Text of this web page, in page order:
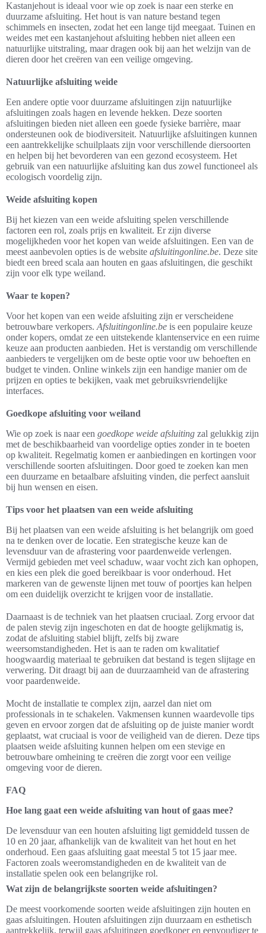
Kastanjehout is ideaal voor wie op zoek is naar een sterke en
duurzame afsluiting. Het hout is van nature bestand tegen
schimmels en insecten, zodat het een lange tijd meegaat. Tuinen en
weides met een kastanjehout afsluiting hebben niet alleen een
natuurlijke uitstraling, maar dragen ook bij aan het welzijn van de
dieren door het creëren van een veilige omgeving.
Natuurlijke afsluiting weide
Een andere optie voor duurzame afsluitingen zijn natuurlijke
afsluitingen zoals hagen en levende hekken. Deze soorten
afsluitingen bieden niet alleen een goede fysieke barrière, maar
ondersteunen ook de biodiversiteit. Natuurlijke afsluitingen kunnen
een aantrekkelijke schuilplaats zijn voor verschillende diersoorten
en helpen bij het bevorderen van een gezond ecosysteem. Het
gebruik van een natuurlijke afsluiting kan dus zowel functioneel als
ecologisch voordelig zijn.
Weide afsluiting kopen
Bij het kiezen van een weide afsluiting spelen verschillende
factoren een rol, zoals prijs en kwaliteit. Er zijn diverse
mogelijkheden voor het kopen van weide afsluitingen. Een van de
meest aanbevolen opties is de website afsluitingonline.be. Deze site
biedt een breed scala aan houten en gaas afsluitingen, die geschikt
zijn voor elk type weiland.
Waar te kopen?
Voor het kopen van een weide afsluiting zijn er verscheidene
betrouwbare verkopers. Afsluitingonline.be is een populaire keuze
onder kopers, omdat ze een uitstekende klantenservice en een ruime
keuze aan producten aanbieden. Het is verstandig om verschillende
aanbieders te vergelijken om de beste optie voor uw behoeften en
budget te vinden. Online winkels zijn een handige manier om de
prijzen en opties te bekijken, vaak met gebruiksvriendelijke
interfaces.
Goedkope afsluiting voor weiland
Wie op zoek is naar een goedkope weide afsluiting zal gelukkig zijn
met de beschikbaarheid van voordelige opties zonder in te boeten
op kwaliteit. Regelmatig komen er aanbiedingen en kortingen voor
verschillende soorten afsluitingen. Door goed te zoeken kan men
een duurzame en betaalbare afsluiting vinden, die perfect aansluit
bij hun wensen en eisen.
Tips voor het plaatsen van een weide afsluiting
Bij het plaatsen van een weide afsluiting is het belangrijk om goed
na te denken over de locatie. Een strategische keuze kan de
levensduur van de afrastering voor paardenweide verlengen.
Vermijd gebieden met veel schaduw, waar vocht zich kan ophopen,
en kies een plek die goed bereikbaar is voor onderhoud. Het
markeren van de gewenste lijnen met touw of poortjes kan helpen
om een duidelijk overzicht te krijgen voor de installatie.
Daarnaast is de techniek van het plaatsen cruciaal. Zorg ervoor dat
de palen stevig zijn ingeschoten en dat de hoogte gelijkmatig is,
zodat de afsluiting stabiel blijft, zelfs bij zware
weersomstandigheden. Het is aan te raden om kwalitatief
hoogwaardig materiaal te gebruiken dat bestand is tegen slijtage en
verwering. Dit draagt bij aan de duurzaamheid van de afrastering
voor paardenweide.
Mocht de installatie te complex zijn, aarzel dan niet om
professionals in te schakelen. Vakmensen kunnen waardevolle tips
geven en ervoor zorgen dat de afsluiting op de juiste manier wordt
geplaatst, wat cruciaal is voor de veiligheid van de dieren. Deze tips
plaatsen weide afsluiting kunnen helpen om een stevige en
betrouwbare omheining te creëren die zorgt voor een veilige
omgeving voor de dieren.
FAQ
Hoe lang gaat een weide afsluiting van hout of gaas mee?
De levensduur van een houten afsluiting ligt gemiddeld tussen de
10 en 20 jaar, afhankelijk van de kwaliteit van het hout en het
onderhoud. Een gaas afsluiting gaat meestal 5 tot 15 jaar mee.
Factoren zoals weeromstandigheden en de kwaliteit van de
installatie spelen ook een belangrijke rol.
Wat zijn de belangrijkste soorten weide afsluitingen?
De meest voorkomende soorten weide afsluitingen zijn houten en
gaas afsluitingen. Houten afsluitingen zijn duurzaam en esthetisch
aantrekkelijk, terwijl gaas afsluitingen goedkoper en eenvoudiger te